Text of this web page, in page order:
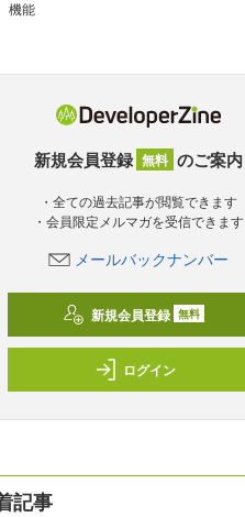
機能
新規会員登録 無料 のご案内
・全ての過去記事が閲覧できます
・会員限定メルマガを受信できます
メールバックナンバー
新規会員登録 無料
ログイン
記事